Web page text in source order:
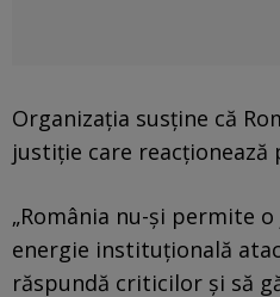
Organizația susține că
justiție care
„România nu-și permite
energie instituțională
răspundă criticilor și să